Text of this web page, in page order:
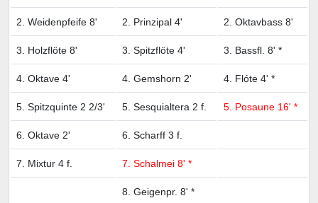
2. Weidenpfeife 8' 2. Prinzipal 4' 2. Oktavbass 8'
3. Holzflöte 8' 3. Spitzflöte 4' 3. Bassfl. 8' *
4. Oktave 4' 4. Gemshorn 2' 4. Flóte 4' *
5. Spitzquinte 2 2/3' 5. Sesquialtera 2 f. 5. Posaune 16' *
6. Oktave 2' 6. Scharff 3 f.
7. Mixtur 4 f. 7. Schalmei 8' *
8. Geigenpr. 8' *